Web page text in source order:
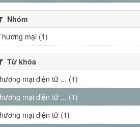
Nhóm
mại (1)
Từ khóa
mại điện tử ... (1)
mại điện tử ... (1)
mại điện tử (1)